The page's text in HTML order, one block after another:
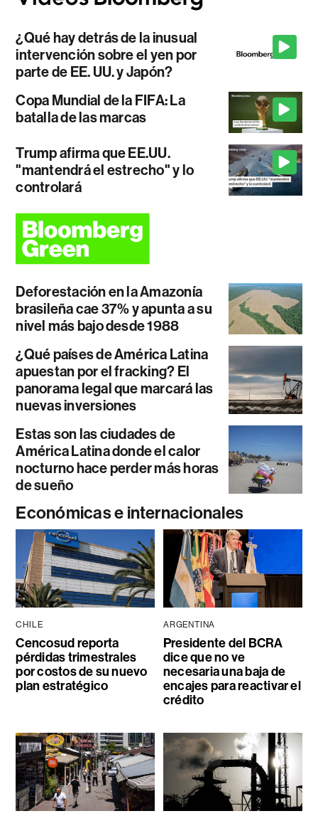
¿Qué hay detrás de la inusual
intervención sobre el yen por
parte de EE. UU. y Japón?
Copa Mundial de la FIFA: La
batalla de las marcas
Trump afirma que EE.UU.
"mantendrá el estrecho" y lo
controlará
Deforestación en la Amazonía
brasileña cae 37% y apunta a su
nivel más bajo desde 1988
¿Qué países de América Latina
apuestan por el fracking? El
panorama legal que marcará las
nuevas inversiones
Estas son las ciudades de
América Latina donde el calor
nocturno hace perder más horas
de sueño
Económicas e internacionales
CHILE
Cencosud reporta
pérdidas trimestrales
por costos de su nuevo
plan estratégico
ARGENTINA
Presidente del BCRA
dice que no ve
necesaria una baja de
encajes para reactivar el
crédito